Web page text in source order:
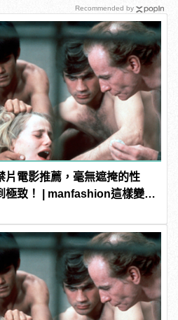
片電影推薦，毫無遮掩的性
極致！ | manfashion這樣變型
Recommended by